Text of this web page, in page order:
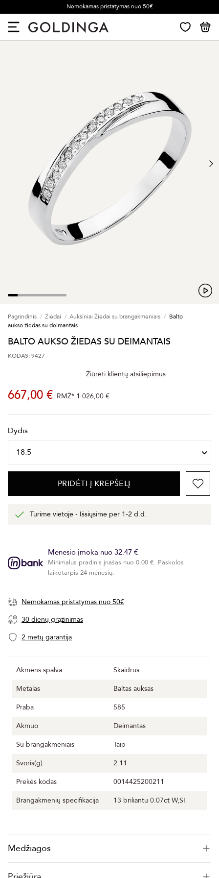
Nemokamas pristatymas nuo 50€
Pagrindinis Žiedai Auksiniai Žiedai su brangakmeniais
Balto
aukso žiedas su deimantais
BALTO AUKSO ŽIEDAS SU DEIMANTAIS
KODAS: 9427
Žiūrėti klientų atsiliepimus
667,00 € RMŽ* 1 026,00 €
Dydis
PRIDĖTI Į KREPŠELĮ
Turime vietoje - Išsiųsime per 1-2 d.d.
Mėnesio įmoka nuo 32.47 €
Minimalus pradinis įnašas nuo 0.00 €. Paskolos
laikotarpis 24 mėnesių.
Nemokamas pristatymas nuo 50€
30 dienų grąžinimas
2 metų garantija
Akmens spalva
Skaidrus
Metalas
Baltas auksas
Praba
585
Akmuo
Deimantas
Su brangakmeniais
Taip
Svoris(g)
2.11
Prekės kodas
0014425200211
Brangakmenių specifikacija
13 briliantu 0.07ct W,SI
Medžiagos